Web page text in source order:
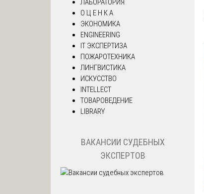
О Ц Е Н К А
ЭКОНОМИКА
ENGINEERING
IT ЭКСПЕРТИЗА
ПОЖАРОТЕХНИКА
ЛИНГВИСТИКА
ИСКУССТВО
INTELLECT
ТОВАРОВЕДЕНИЕ
LIBRARY
ВАКАНСИИ СУДЕБНЫХ
ЭКСПЕРТОВ